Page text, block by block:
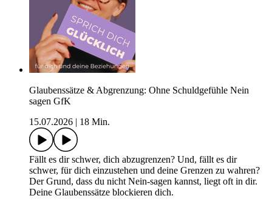
Glaubenssätze & Abgrenzung: Ohne Schuldgefühle Nein
sagen GfK
15.07.2026
18 Min.
Fällt es dir schwer, dich abzugrenzen? Und, fällt es dir
schwer, für dich einzustehen und deine Grenzen zu wahren?
Der Grund, dass du nicht Nein-sagen kannst, liegt oft in dir.
Deine Glaubenssätze blockieren dich.